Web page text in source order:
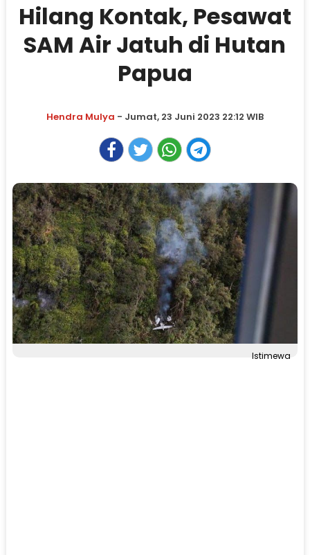
Hilang Kontak, Pesawat
SAM Air Jatuh di Hutan
Papua
Hendra Mulya - Jumat, 23 Juni 2023 22:12 WIB
Istimewa